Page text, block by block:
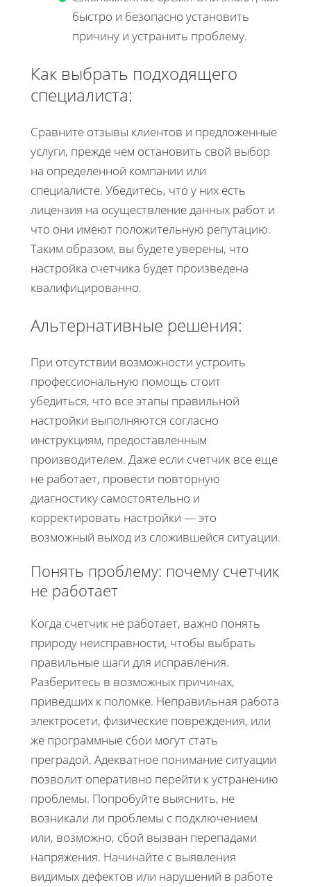
быстро и безопасно установить
причину и устранить проблему.
Как выбрать подходящего
специалиста:
Сравните отзывы клиентов и предложенные
услуги, прежде чем остановить свой выбор
на определенной компании или
специалисте. Убедитесь, что у них есть
лицензия на осуществление данных работ и
что они имеют положительную репутацию.
Таким образом, вы будете уверены, что
настройка счетчика будет произведена
квалифицированно.
Альтернативные решения:
При отсутствии возможности устроить
профессиональную помощь стоит
убедиться, что все этапы правильной
настройки выполняются согласно
инструкциям, предоставленным
производителем. Даже если счетчик все еще
не работает, провести повторную
диагностику самостоятельно и
корректировать настройки — это
возможный выход из сложившейся ситуации.
Понять проблему: почему счетчик
не работает
Когда счетчик не работает, важно понять
природу неисправности, чтобы выбрать
правильные шаги для исправления.
Разберитесь в возможных причинах,
приведших к поломке. Неправильная работа
электросети, физические повреждения, или
же программные сбои могут стать
преградой. Адекватное понимание ситуации
позволит оперативно перейти к устранению
проблемы. Попробуйте выяснить, не
возникали ли проблемы с подключением
или, возможно, сбой вызван перепадами
напряжения. Начинайте с выявления
видимых дефектов или нарушений в работе